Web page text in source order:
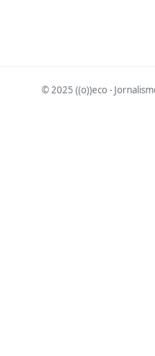
© 2025 ((o))eco -